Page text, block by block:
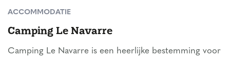
ACCOMMODATIE
Camping Le Navarre
Camping Le Navarre is een heerlijke bestemming voor